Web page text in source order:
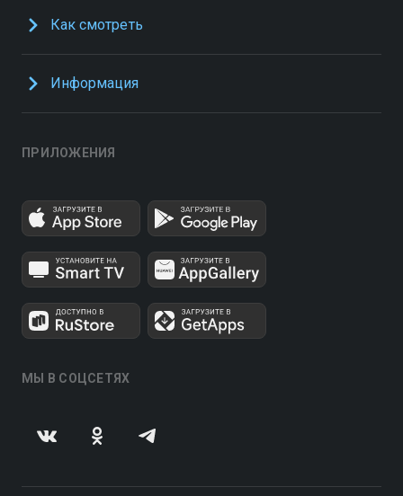
Как смотреть
Информация
ПРИЛОЖЕНИЯ
МЫ В СОЦСЕТЯХ